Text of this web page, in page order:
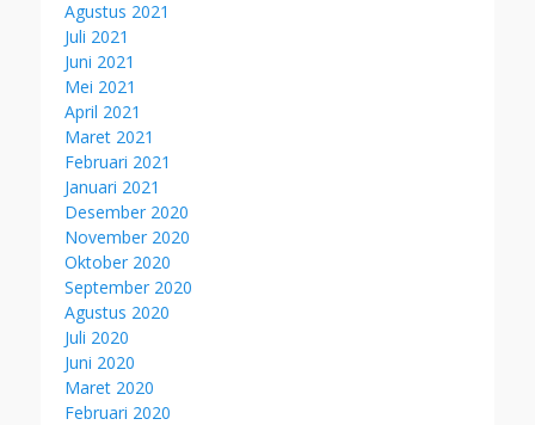
Agustus 2021
Juli 2021
Juni 2021
Mei 2021
April 2021
Maret 2021
Februari 2021
Januari 2021
Desember 2020
November 2020
Oktober 2020
September 2020
Agustus 2020
Juli 2020
Juni 2020
Maret 2020
Februari 2020